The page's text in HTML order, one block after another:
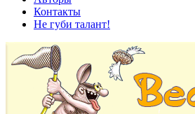
Контакты
Не губи талант!